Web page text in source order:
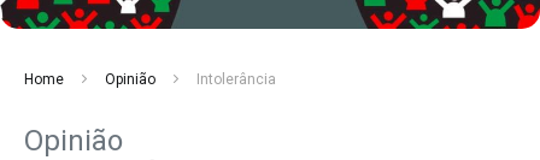
Home Opinião Intolerância
Opinião